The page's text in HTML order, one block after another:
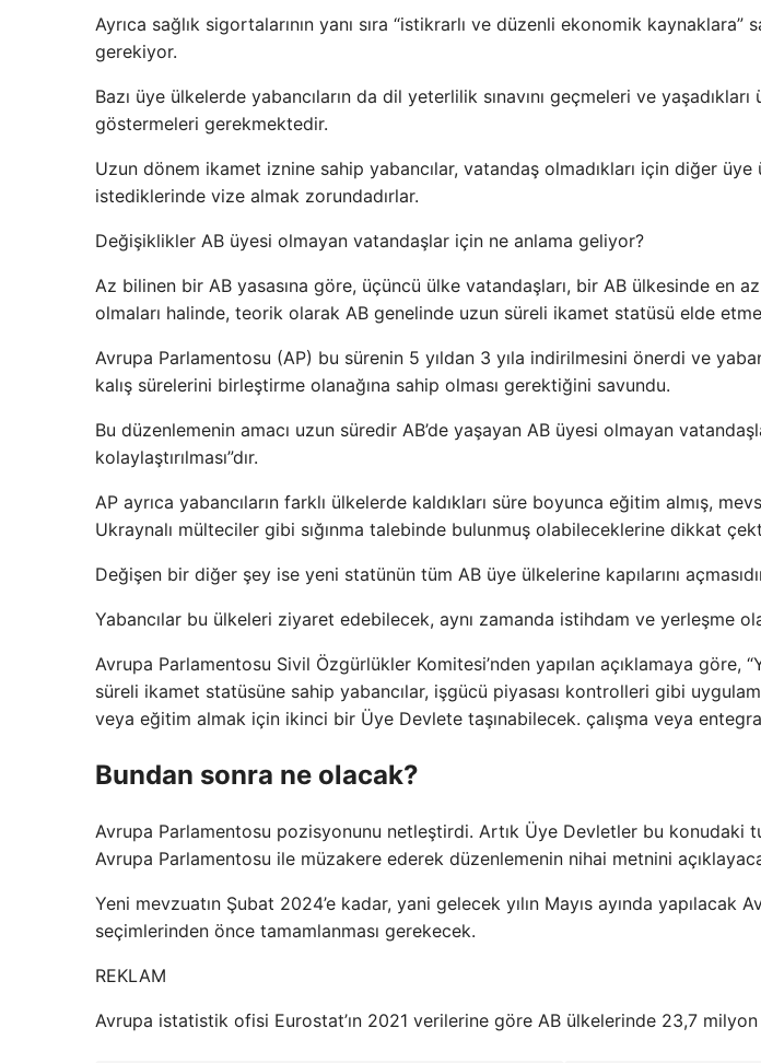
Ayrıca sağlık sigortalarının yanı sıra “istikrarlı ve düzenli ekonomik kaynaklara”
gerekiyor.
Bazı üye ülkelerde yabancıların da dil yeterlilik sınavını geçmeleri ve
göstermeleri gerekmektedir.
Uzun dönem ikamet iznine sahip yabancılar, vatandaş olmadıkları için diğer
istediklerinde vize almak zorundadırlar.
Değişiklikler AB üyesi olmayan vatandaşlar için ne anlama geliyor?
Az bilinen bir AB yasasına göre, üçüncü ülke vatandaşları, bir AB ülkesinde en az
olmaları halinde, teorik olarak AB genelinde uzun süreli ikamet statüsü elde
Avrupa Parlamentosu (AP) bu sürenin 5 yıldan 3 yıla indirilmesini önerdi ve
kalış sürelerini birleştirme olanağına sahip olması gerektiğini savundu.
Bu düzenlemenin amacı uzun süredir AB’de yaşayan AB üyesi olmayan
kolaylaştırılması”dır.
AP ayrıca yabancıların farklı ülkelerde kaldıkları süre boyunca eğitim almış,
Ukraynalı mülteciler gibi sığınma talebinde bulunmuş olabileceklerine dikkat
Değişen bir diğer şey ise yeni statünün tüm AB üye ülkelerine kapılarını
Yabancılar bu ülkeleri ziyaret edebilecek, aynı zamanda istihdam ve yerleşme
Avrupa Parlamentosu Sivil Özgürlükler Komitesi’nden yapılan açıklamaya göre,
süreli ikamet statüsüne sahip yabancılar, işgücü piyasası kontrolleri gibi
veya eğitim almak için ikinci bir Üye Devlete taşınabilecek. çalışma veya
Bundan sonra ne olacak?
Avrupa Parlamentosu pozisyonunu netleştirdi. Artık Üye Devletler bu konudaki
Avrupa Parlamentosu ile müzakere ederek düzenlemenin nihai metnini
Yeni mevzuatın Şubat 2024’e kadar, yani gelecek yılın Mayıs ayında yapılacak
seçimlerinden önce tamamlanması gerekecek.
REKLAM
Avrupa istatistik ofisi Eurostat’ın 2021 verilerine göre AB ülkelerinde 23,7 milyon